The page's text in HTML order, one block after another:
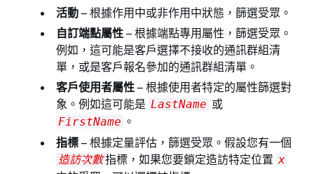
活動 – 根據作用中或非作用中狀態，篩選受眾。
自訂端點屬性 – 根據端點專用屬性，篩選受眾。
例如，這可能是客戶選擇不接收的通訊群組清
單，或是客戶報名參加的通訊群組清單。
客戶使用者屬性 – 根據使用者特定的屬性篩選對
象。例如這可能是 LastName 或
FirstName 。
指標 – 根據定量評估，篩選受眾。假設您有一個
造訪次數指標，如果您要鎖定造訪特定位置 x